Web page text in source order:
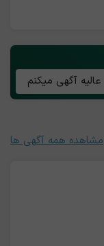
عالیه آگهی میکنم
مشاهده همه آگهی ها